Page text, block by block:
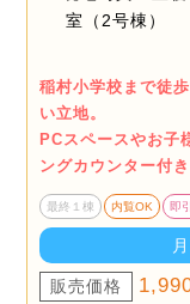
稲村小学校まで徒
い立地。
PCスペースやお子
ングカウンター付き
最終１棟 内覧OK 即
販売価格